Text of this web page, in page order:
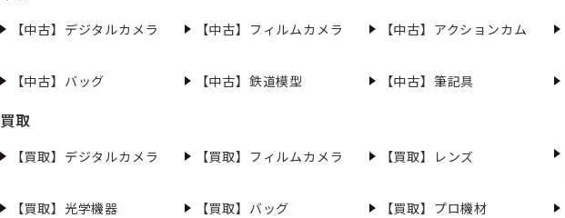
【中古】デジタルカメラ 【中古】フィルムカメラ 【中古】アクションカム
【中古】バッグ 【中古】鉄道模型 【中古】筆記具
買取
【買取】デジタルカメラ 【買取】フィルムカメラ 【買取】レンズ
【買取】光学機器
【買取】バッグ 【買取】プロ機材